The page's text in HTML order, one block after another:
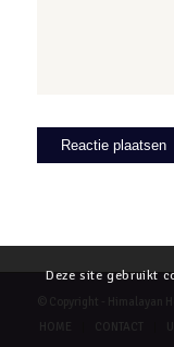
© Copyright - Himalayan
HOME
CONTACT
Deze site gebruikt